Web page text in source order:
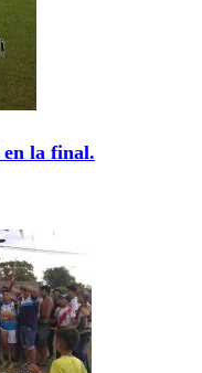
en la final.